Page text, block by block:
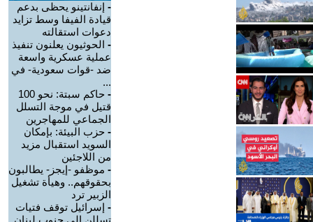
- إنفانتينو يحظى بدعم
قيادة الفيفا وسط تزايد
دعوات استقالته
- الحوثيون يعلنون تنفيذ
عملية عسكرية واسعة
ضد -قوات سعودية- في
...
-
حاكم سبتة: نحو 100
قتيل في موجة التسلل
الجماعي للمهاجرين
- حزب البيئة: بإمكان
السويد استقبال مزيد
من اللاجئين
- موظفو -إيجز- يطالبون
بحقوقهم.. وهيأة تشغيل
الزبير ترد
- إسرائيل توقف فتيات
تسللن إلى جنوب لبنان